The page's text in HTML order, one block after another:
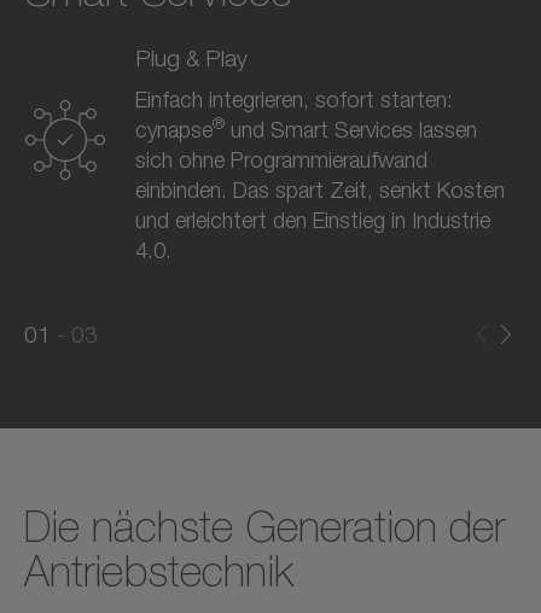
Plug & Play
Einfach integrieren, sofort starten:
cynapse® und Smart Services lassen
sich ohne Programmieraufwand
einbinden. Das spart Zeit, senkt Kosten
und erleichtert den Einstieg in Industrie
4.0.
01
03
Die nächste Generation der
Antriebstechnik